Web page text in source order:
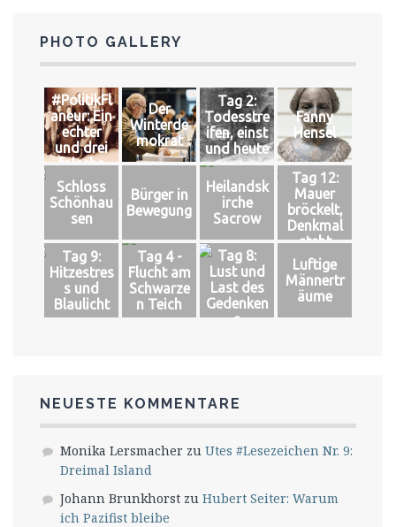
PHOTO GALLERY
#PolitikFl
aneur: Ein
echter
und drei
falsche
Könige
Der
Winterde
mokrat
Tag 2:
Todesstre
ifen, einst
und heute
Fanny
Hensel
Schloss
Schönhau
sen
Bürger in
Bewegung
Heilandsk
irche
Sacrow
Tag 12:
Mauer
bröckelt,
Denkmal
steht
Tag 9:
Hitzestres
s und
Blaulicht
Tag 4 -
Flucht am
Schwarze
n Teich
Tag 8:
Lust und
Last des
Gedenken
s
Luftige
Männertr
äume
NEUESTE KOMMENTARE
Monika Lersmacher zu Utes #Lesezeichen Nr. 9:
Dreimal Island
Johann Brunkhorst zu Hubert Seiter: Warum
ich Pazifist bleibe